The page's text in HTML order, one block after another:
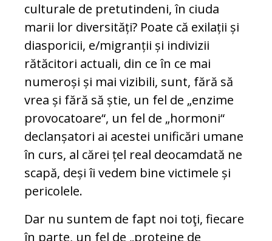
culturale de pretu­tindeni, în ciuda
marii lor diversități? Poate că exilații și
diasporicii, e/mi­granții și indivizii
rătăcitori actuali, din ce în ce mai
numeroși și mai vizibili, sunt, fără să
vrea și fără să știe, un fel de „enzime
provocatoare“, un fel de „hor­moni“
declanșatori ai acestei uni­ficări umane
în curs, al cărei țel real deo­camdată ne
scapă, deși îi vedem bi­ne victimele și
pericolele.
Dar nu suntem de fapt noi toţi, fiecare
în parte, un fel de „proteine de